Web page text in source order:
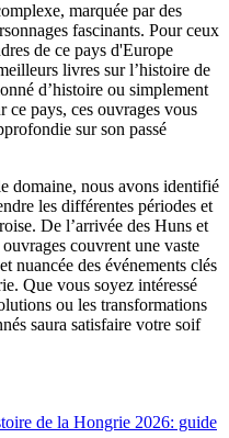
marquée par des
fascinants. Pour ceux
de ce pays d'Europe
livres sur l’histoire de
d’histoire ou simplement
ce pays, ces ouvrages vous
sur son passé
domaine, nous avons identifié
les différentes périodes et
De l’arrivée des Huns et
couvrent une vaste
nuancée des événements clés
Que vous soyez intéressé
ou les transformations
saura satisfaire votre soif
de la Hongrie 2026: guide